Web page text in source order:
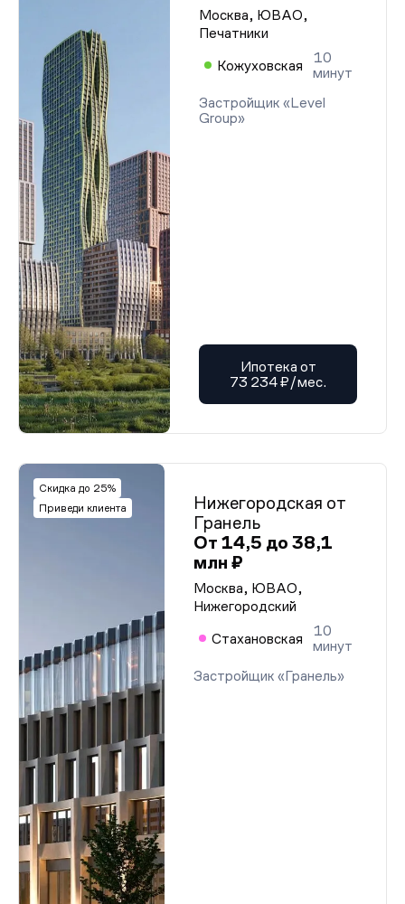
Москва, ЮВАО,
Печатники
Кожуховская
10
минут
Застройщик «Level
Group»
Ипотека от
73 234 ₽/мес.
Скидка до 25%
Приведи клиента
Нижегородская от
Гранель
От 14,5 до 38,1
млн ₽
Москва, ЮВАО,
Нижегородский
Стахановская
10
минут
Застройщик «Гранель»